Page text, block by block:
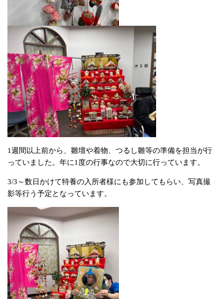
1週間以上前から、雛壇や着物、つるし雛等の準備を担当が行
っていました。年に1度の行事なので大切に行っています。
3/3～数日かけて特養の入所者様にも参加してもらい、写真撮
影等行う予定となっています。